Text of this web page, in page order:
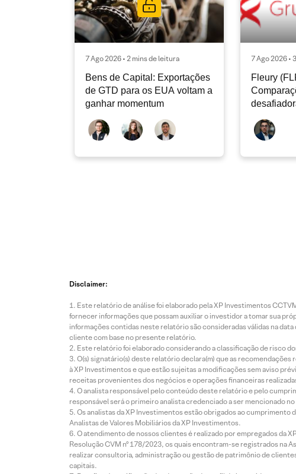
7 Ago 2026 • 2 mins de leitura
Bens de Capital: Exportações
de GTD para os EUA voltam a
ganhar momentum
7 Ago 2026 •
Fleury
deve
atuais
Disclaimer:
Este relatório de análise foi elaborado pela XP Investimentos
fornecer informações que possam auxiliar o investidor a tomar sua
informações contidas neste relatório são consideradas válidas na
cliente com base no presente relatório.
Este relatório foi elaborado considerando a classificação de risco
O(s) signatário(s) deste relatório declara(m) que as
à XP Investimentos e que estão sujeitas a modificações sem aviso
receitas provenientes dos negócios e operações financeiras
O analista responsável pelo conteúdo deste relatório e pelo
responsável será o primeiro analista credenciado a ser mencionado
Os analistas da XP Investimentos estão obrigados ao cumprimento
Analistas de Valores Mobiliários da XP Investimentos.
O atendimento de nossos clientes é realizado por empregados da
Resolução CVM nº 178/2023, os quais encontram-se registrados na
realizar consultoria, administração ou gestão de patrimônio de
capitais.